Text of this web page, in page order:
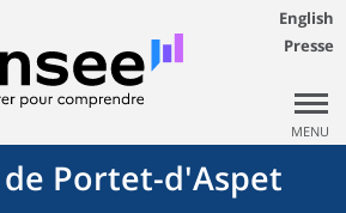
English
Presse
MENU
de Portet-d'Aspet